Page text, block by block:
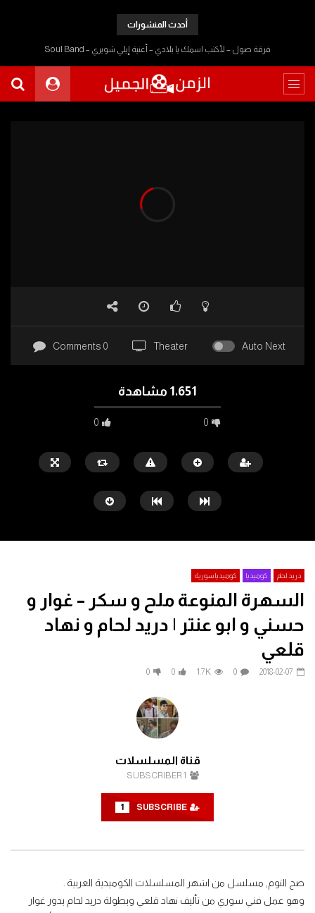
أحدث المنشورات
فرقة صول – لأكتب اسمك يا بلادي – أغنية إيلي شويري – Soul Band
Auto Next
Theater
0 Comments
1٬651 مشاهدة
0 0
Watch Later
فيلم شيكامارا كامل | مي عز الدين وماجد
الكدواني | Shekamara (2007)
2026-07-26
فيلم زكي شان | بطولة
دريد لحام كوميديا كوميديا سورية
السهرة المنوعة ملح و سكر – غوار و
حسني و ابو عنتر | دريد لحام و نهاد
قلعي
2018-02-07
0
1.7K
0
0
قناة المسلسلات
1
SUBSCRIBER
1
صح النوم, مسلسل من أشهر المسلسلات الكوميدية العربية .
وهو عمل فني سوري من تأليف نهاد قلعي وبطولة دريد لحام بدور غوار